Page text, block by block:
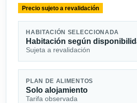
Precio sujeto a revalidación
HABITACIÓN SELECCIONADA
Habitación según
Sujeta a revalidación
PLAN DE ALIMENTOS
Solo alojamiento
Tarifa observada